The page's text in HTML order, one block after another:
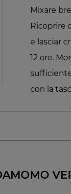
Mixare
Ricoprire
e lasciar
12 ore.
con la